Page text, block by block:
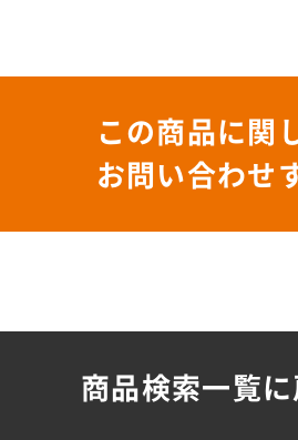
この商品に関
お問い合わせ
商品検索一覧